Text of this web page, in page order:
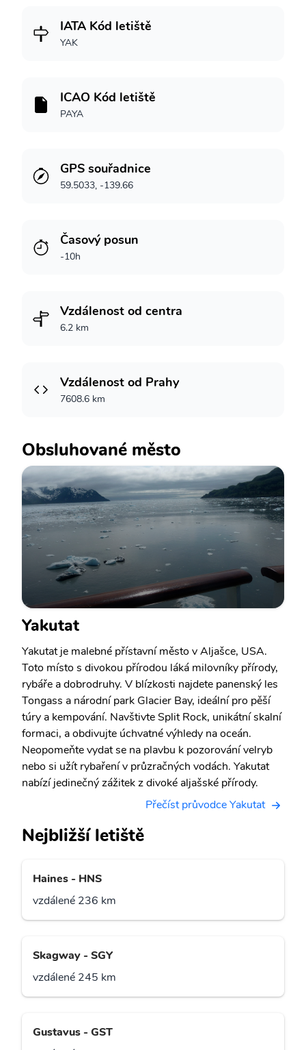
IATA Kód letiště
YAK
ICAO Kód letiště
PAYA
GPS souřadnice
59.5033, -139.66
Časový posun
-10h
Vzdálenost od centra
6.2 km
Vzdálenost od Prahy
7608.6 km
Obsluhované město
Yakutat
Yakutat je malebné přístavní město v Aljašce, USA.
Toto místo s divokou přírodou láká milovníky přírody,
rybáře a dobrodruhy. V blízkosti najdete panenský les
Tongass a národní park Glacier Bay, ideální pro pěší
túry a kempování. Navštivte Split Rock, unikátní skalní
formaci, a obdivujte úchvatné výhledy na oceán.
Neopomeňte vydat se na plavbu k pozorování velryb
nebo si užít rybaření v průzračných vodách. Yakutat
nabízí jedinečný zážitek z divoké aljašské přírody.
Přečíst průvodce Yakutat
Nejbližší letiště
Haines - HNS
vzdálené 236 km
Skagway - SGY
vzdálené 245 km
Gustavus - GST